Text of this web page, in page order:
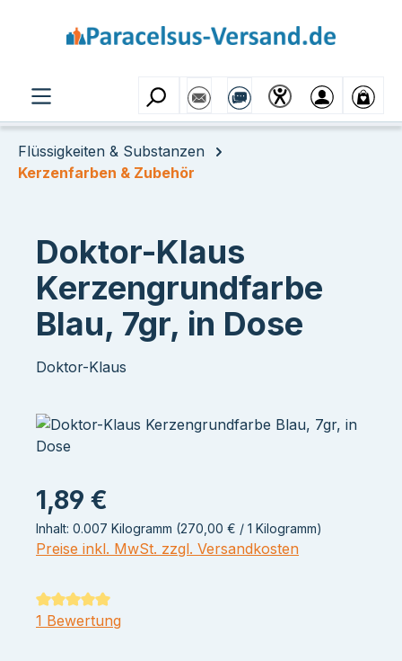
Flüssigkeiten & Substanzen
Kerzenfarben & Zubehör
Doktor-Klaus
Kerzengrundfarbe
Blau, 7gr, in Dose
Doktor-Klaus
1,89 €
Inhalt: 0.007 Kilogramm (270,00 € / 1 Kilogramm)
Preise inkl. MwSt. zzgl. Versandkosten
Durchschnittliche Bewertung von 5 von 5 Sternen
1 Bewertung